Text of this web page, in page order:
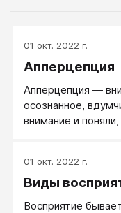
01 окт. 2022 г.
Апперцепция
Апперцепция —
осознанное,
внимание и
01 окт. 2022 г.
Виды
Восприятие